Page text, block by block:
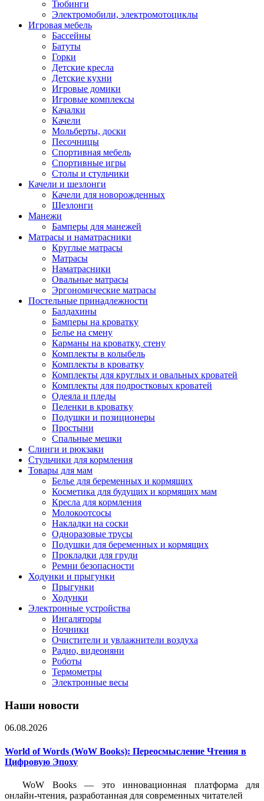
Тюбинги
Электромобили, электромотоциклы
Игровая мебель
Бассейны
Батуты
Горки
Детские кресла
Детские кухни
Игровые домики
Игровые комплексы
Качалки
Качели
Мольберты, доски
Песочницы
Спортивная мебель
Спортивные игры
Столы и стульчики
Качели и шезлонги
Качели для новорожденных
Шезлонги
Манежи
Бамперы для манежей
Матрасы и наматрасники
Круглые матрасы
Матрасы
Наматрасники
Овальные матрасы
Эргономические матрасы
Постельные принадлежности
Балдахины
Бамперы на кроватку
Белье на смену
Карманы на кроватку, стену
Комплекты в колыбель
Комплекты в кроватку
Комплекты для круглых и овальных кроватей
Комплекты для подростковых кроватей
Одеяла и пледы
Пеленки в кроватку
Подушки и позиционеры
Простыни
Спальные мешки
Слинги и рюкзаки
Стульчики для кормления
Товары для мам
Белье для беременных и кормящих
Косметика для будущих и кормящих мам
Кресла для кормления
Молокоотсосы
Накладки на соски
Одноразовые трусы
Подушки для беременных и кормящих
Прокладки для груди
Ремни безопасности
Ходунки и прыгунки
Прыгунки
Ходунки
Электронные устройства
Ингаляторы
Ночники
Очистители и увлажнители воздуха
Радио, видеоняни
Роботы
Термометры
Электронные весы
Наши новости
06.08.2026
World of Words (WoW Books): Переосмысление Чтения в
Цифровую Эпоху
WoW Books — это инновационная платформа для
онлайн-чтения, разработанная для современных читателей